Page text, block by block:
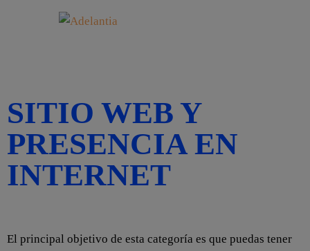
SITIO WEB Y
PRESENCIA EN
INTERNET
El principal objetivo de esta categoría es que puedas tener